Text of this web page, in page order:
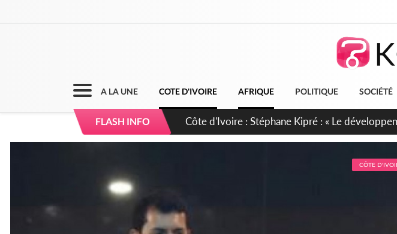
A LA UNE COTE D'IVOIRE AFRIQUE POLITIQUE SOCIÉTÉ
FLASH INFO Mali : Les FAMa accueillent 254 anciens
CÔTE